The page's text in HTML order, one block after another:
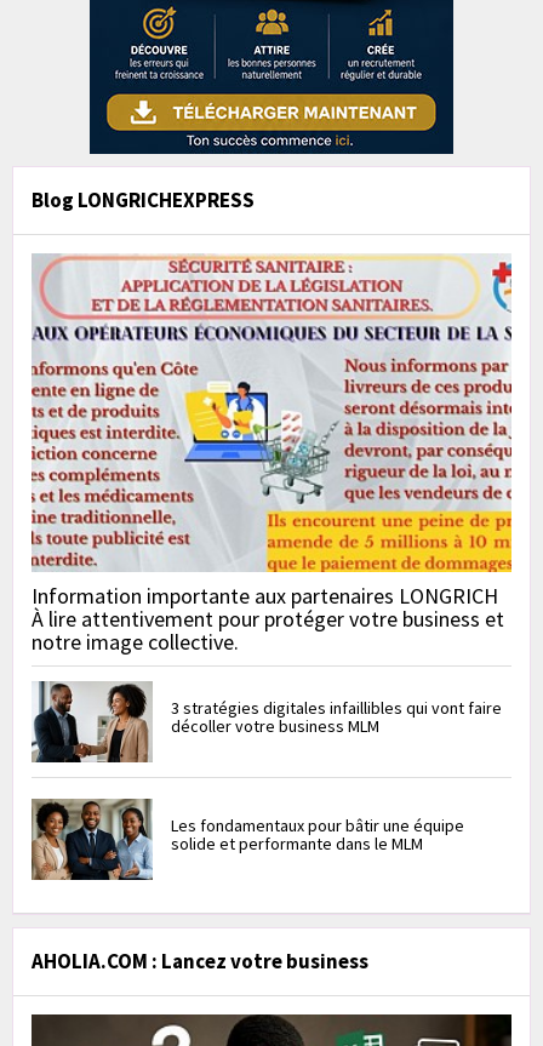
Blog LONGRICHEXPRESS
Information importante aux partenaires LONGRICH
À lire attentivement pour protéger votre business et
notre image collective.
3 stratégies digitales infaillibles qui vont faire
décoller votre business MLM
Les fondamentaux pour bâtir une équipe
solide et performante dans le MLM
AHOLIA.COM : Lancez votre business